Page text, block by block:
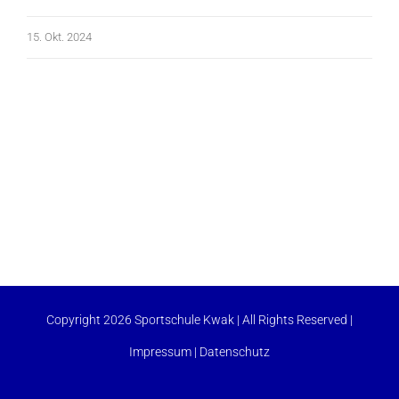
15. Okt. 2024
Copyright 2026 Sportschule Kwak | All Rights Reserved |
Impressum | Datenschutz